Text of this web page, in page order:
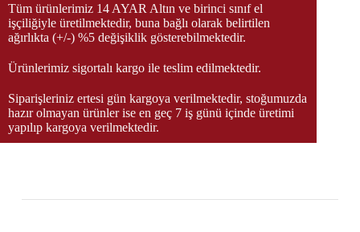
Tüm ürünlerimiz 14 AYAR Altın ve birinci sınıf el
işçiliğiyle üretilmektedir, buna bağlı olarak belirtilen
ağırlıkta (+/-) %5 değişiklik gösterebilmektedir.
Ürünlerimiz sigortalı kargo ile teslim edilmektedir.
Siparişleriniz ertesi gün kargoya verilmektedir, stoğumuzda
hazır olmayan ürünler ise en geç 7 iş günü içinde üretimi
yapılıp kargoya verilmektedir.